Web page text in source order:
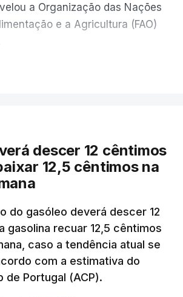
a Organização das Nações
e a Agricultura (FAO)
calor no Verão e conflitos na
Oriente a elevar os
as variações mensais
produtos alimentares
internacionalmente, subiu para
julho, face aos 130,3 de junho.
dos alimentos básicos
descer 12 cêntimos
12,5 cêntimos na
do gasóleo deverá descer 12
gasolina recuar 12,5 cêntimos
caso a tendência atual se
com a estimativa do
de Portugal (ACP).